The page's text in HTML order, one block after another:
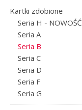
Kartki zdobione
Seria H - NOWOŚĆ
Seria A
Seria B
Seria C
Seria D
Seria F
Seria G